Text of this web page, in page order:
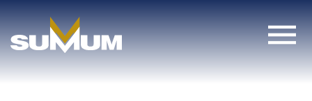
content